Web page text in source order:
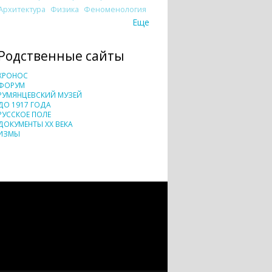
Физика Феноменология
Еще
сайты
МУЗЕЙ
1917 ГОДА
ПОЛЕ
XX ВЕКА